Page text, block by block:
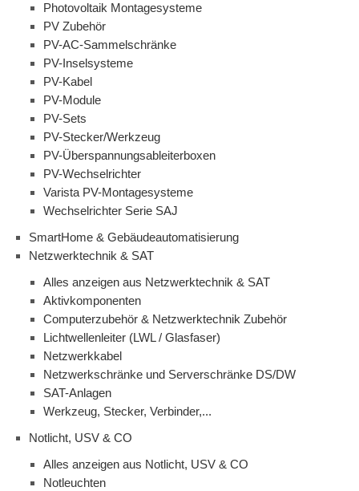
Photovoltaik Montagesysteme
PV Zubehör
PV-AC-Sammelschränke
PV-Inselsysteme
PV-Kabel
PV-Module
PV-Sets
PV-Stecker/Werkzeug
PV-Überspannungsableiterboxen
PV-Wechselrichter
Varista PV-Montagesysteme
Wechselrichter Serie SAJ
SmartHome & Gebäudeautomatisierung
Netzwerktechnik & SAT
Alles anzeigen aus Netzwerktechnik & SAT
Aktivkomponenten
Computerzubehör & Netzwerktechnik Zubehör
Lichtwellenleiter (LWL / Glasfaser)
Netzwerkkabel
Netzwerkschränke und Serverschränke DS/DW
SAT-Anlagen
Werkzeug, Stecker, Verbinder,...
Notlicht, USV & CO
Alles anzeigen aus Notlicht, USV & CO
Notleuchten